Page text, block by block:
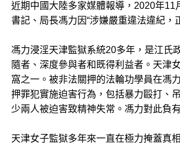
近期中國大陸多家媒體報導，2020年
書記、局長馮力因“涉嫌嚴重違法違紀，
馮力浸淫天津監獄系統20多年，是江氏
隨者、深度參與者和既得利益者。天津
窩之一。被非法關押的法輪功學員在馮
押罪犯實施迫害行為，包括暴力毆打、
少兩人被迫害致精神失常。馮力對此負
天津女子監獄多年來一直在極力掩蓋真